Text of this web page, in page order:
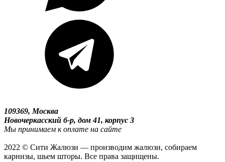
109369, Москва
Новочеркасский б-р, дом 41, корпус 3
Мы принимаем к оплате на сайте
2022 © Сити Жалюзи — производим жалюзи, собираем
карнизы, шьем шторы. Все права защищены.